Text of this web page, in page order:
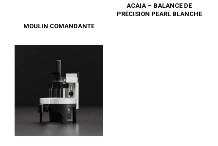
MOULIN COMANDANTE
ACAIA – BALANCE DE
PRÉCISION PEARL BLANCHE